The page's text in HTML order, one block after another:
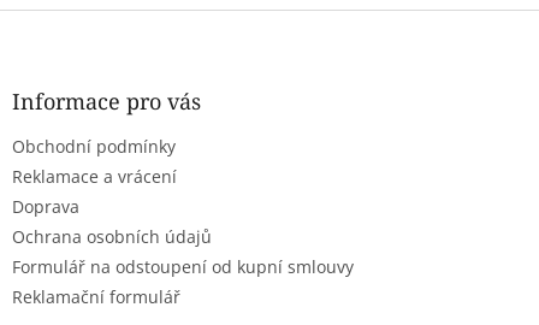
Z
Informace pro vás
Obchodní podmínky
Reklamace a vrácení
Doprava
Ochrana osobních údajů
Formulář na odstoupení od kupní smlouvy
Reklamační formulář